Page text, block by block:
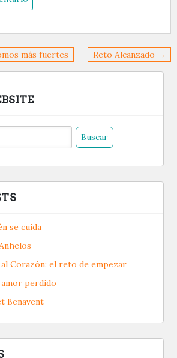
más fuertes Reto Alcanzado →
se cuida
Corazón: el reto de empezar
amor perdido
Benavent